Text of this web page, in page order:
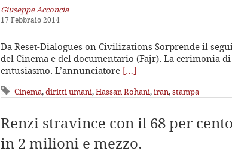
Giuseppe Acconcia
17 Febbraio 2014
Da Reset-Dialogues on Civilizations Sorprende il
del Cinema e del documentario (Fajr). La cerimonia
entusiasmo. L’annunciatore […]
Cinema,diritti umani,Hassan Rohani,iran,stampa
Renzi stravince con il 68 per
in 2 milioni e mezzo.